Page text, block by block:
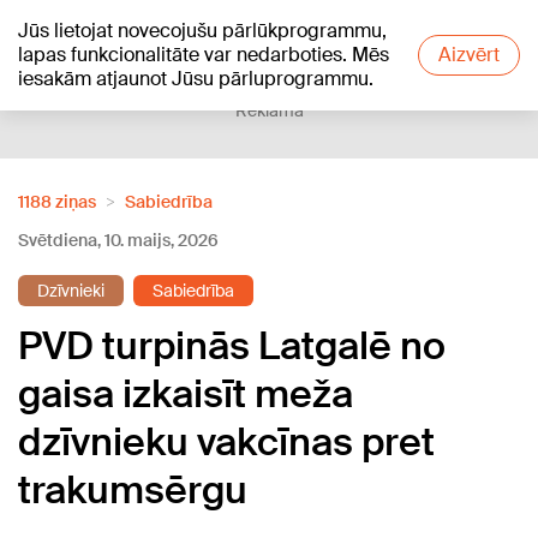
Jūs lietojat novecojušu pārlūkprogrammu,
lapas funkcionalitāte var nedarboties. Mēs
iesakām atjaunot Jūsu pārluprogrammu.
Aizvērt
+16°C
Reklāma
1188 ziņas
Sabiedrība
Svētdiena, 10. maijs, 2026
Dzīvnieki Sabiedrība
PVD turpinās Latgalē no
gaisa izkaisīt meža
dzīvnieku vakcīnas pret
trakumsērgu